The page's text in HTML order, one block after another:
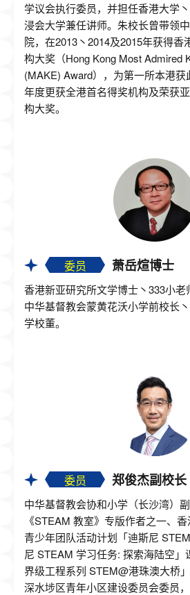
学议会执行委员，并担任香港大学
浸会大学兼任讲师。朱校长曾带领
院，在2013丶2014及2015年获得香
构大奖（Hong Kong Most Admired
(MAKE) Award），为第一所本港
年度更获全港首名得奖机构及荣获
构大奖。
委员 萧岳煊博士
香港新亚研究所文学博士丶333小老
中华基督教会蒙黄花沃小学前校长
学校董。
委员 郑俊杰副校长
中华基督教会协和小学（长沙湾）
《STEAM 教室》专版作者之一、
青少年团队活动计划「迪斯尼
尼 STEAM 学习任务: 探索海陆空
界级工程系列 STEM@港珠澳大桥
深水埗区青年小区建设委员会委员